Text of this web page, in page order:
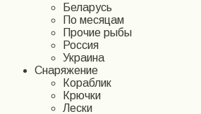
Беларусь
По месяцам
Прочие рыбы
Россия
Украина
Снаряжение
Кораблик
Крючки
Лески